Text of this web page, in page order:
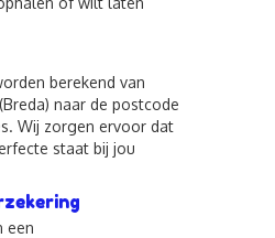
berekend van
naar de postcode
Wij zorgen ervoor dat
staat bij jou
een